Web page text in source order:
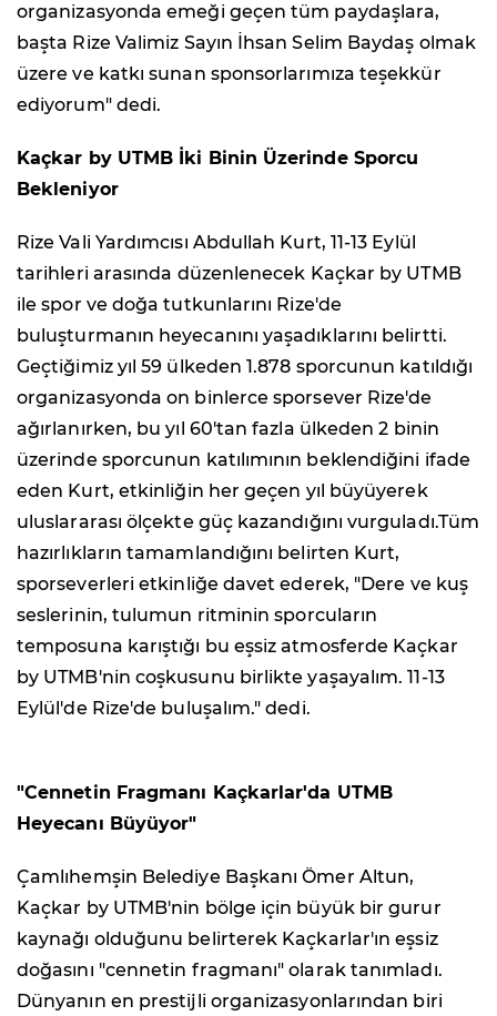
organizasyonda emeği geçen tüm paydaşlara,
başta Rize Valimiz Sayın İhsan Selim Baydaş olmak
üzere ve katkı sunan sponsorlarımıza teşekkür
ediyorum" dedi.
Kaçkar by UTMB İki Binin Üzerinde Sporcu
Bekleniyor
Rize Vali Yardımcısı Abdullah Kurt, 11-13 Eylül
tarihleri arasında düzenlenecek Kaçkar by UTMB
ile spor ve doğa tutkunlarını Rize'de
buluşturmanın heyecanını yaşadıklarını belirtti.
Geçtiğimiz yıl 59 ülkeden 1.878 sporcunun katıldığı
organizasyonda on binlerce sporsever Rize'de
ağırlanırken, bu yıl 60'tan fazla ülkeden 2 binin
üzerinde sporcunun katılımının beklendiğini ifade
eden Kurt, etkinliğin her geçen yıl büyüyerek
uluslararası ölçekte güç kazandığını vurguladı.Tüm
hazırlıkların tamamlandığını belirten Kurt,
sporseverleri etkinliğe davet ederek, "Dere ve kuş
seslerinin, tulumun ritminin sporcuların
temposuna karıştığı bu eşsiz atmosferde Kaçkar
by UTMB'nin coşkusunu birlikte yaşayalım. 11-13
Eylül'de Rize'de buluşalım." dedi.
"Cennetin Fragmanı Kaçkarlar'da UTMB
Heyecanı Büyüyor"
Çamlıhemşin Belediye Başkanı Ömer Altun,
Kaçkar by UTMB'nin bölge için büyük bir gurur
kaynağı olduğunu belirterek Kaçkarlar'ın eşsiz
doğasını "cennetin fragmanı" olarak tanımladı.
Dünyanın en prestijli organizasyonlarından biri